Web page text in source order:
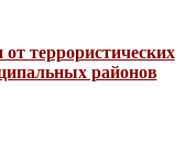
террористических
районов